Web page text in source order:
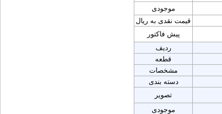
موجودی
قیمت نقدی به ریال
پیش فاکتور
ردیف
قطعه
مشخصات
دسته بندی
تصویر
موجودی